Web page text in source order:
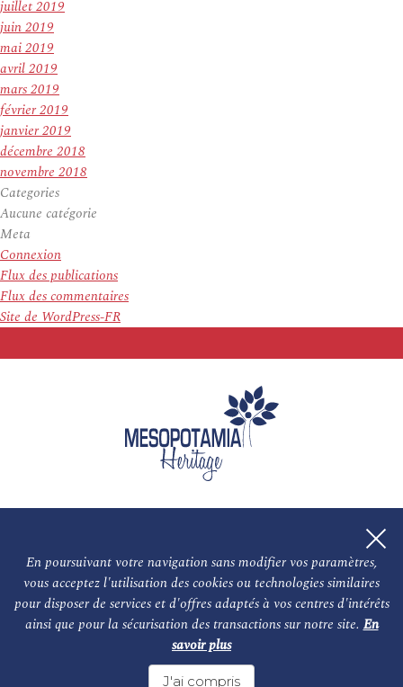
En poursuivant votre navigation sans modifier vos paramètres,
vous acceptez l'utilisation des cookies ou technologies similaires
pour disposer de services et d'offres adaptés à vos centres d'intérêts
ainsi que pour la sécurisation des transactions sur notre site.En
savoir plus
J'ai compris
juillet 2019
juin 2019
mai 2019
avril 2019
mars 2019
février 2019
janvier 2019
décembre 2018
novembre 2018
Categories
Aucune catégorie
Meta
Connexion
Flux des publications
Flux des commentaires
Site de WordPress-FR
L'association NOS PARTENAIRES
Le conseil scientifique et nos experts Les auteurs
Mentions légales Nous contacter